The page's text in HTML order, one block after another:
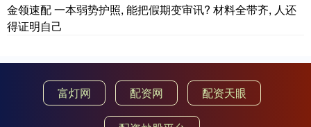
金领速配 一本弱势护照, 能把假期变审讯? 材料全带齐, 人还
得证明自己
富灯网 配资网 配资天眼